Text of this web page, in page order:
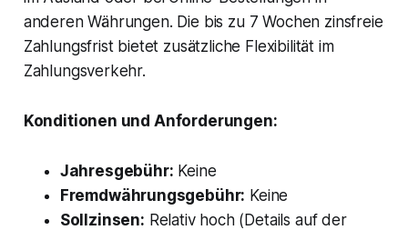
anderen Währungen. Die bis zu 7 Wochen zinsfreie
Zahlungsfrist bietet zusätzliche Flexibilität im
Zahlungsverkehr.
Konditionen und Anforderungen:
Jahresgebühr: Keine
Fremdwährungsgebühr: Keine
Sollzinsen: Relativ hoch (Details auf der